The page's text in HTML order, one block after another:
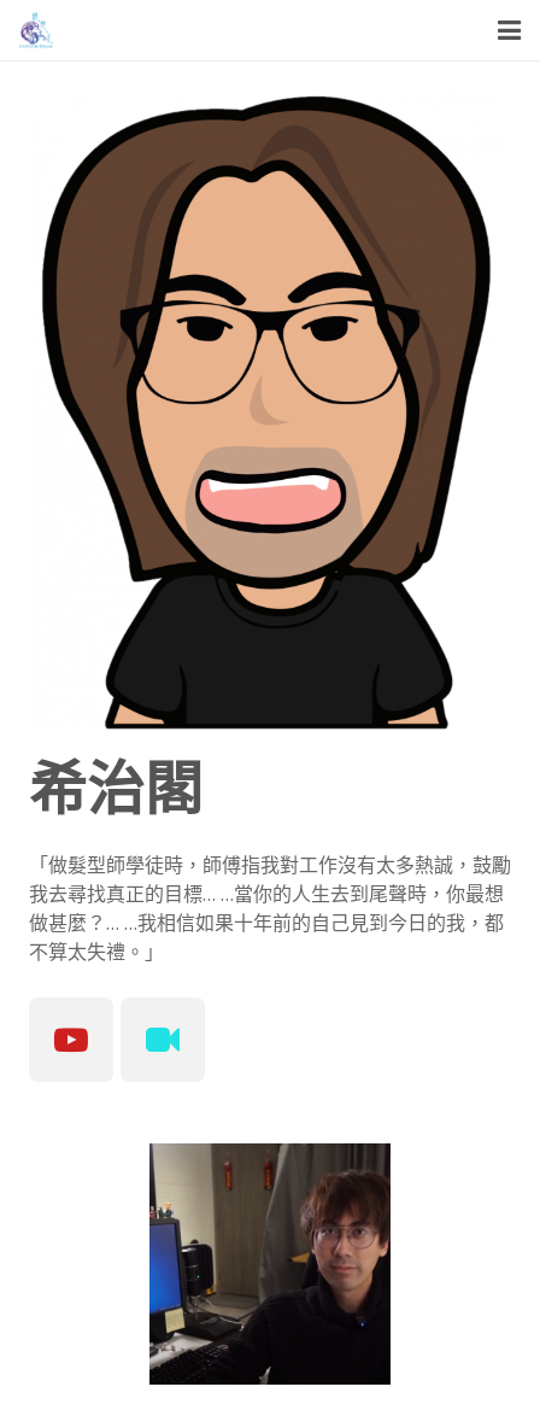
我們的服務
我們的工作
機構資訊
希治閣
「做髮型師學徒時，師傅指我對工作沒有太多熱誠，鼓勵
我去尋找真正的目標… …當你的人生去到尾聲時，你最想
做甚麼？… …我相信如果十年前的自己見到今日的我，都
不算太失禮。」